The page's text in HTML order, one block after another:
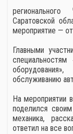
Саратовской
мероприятие —
Главными
обслуживанию
На мероприятии
поделился
механика,
ответил на все